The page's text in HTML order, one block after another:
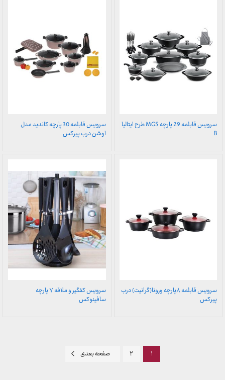
سرویس قابلمه 29 پارچه MGS طرح ایتالیا
B
سرویس قابلمه 30 پارچه کاندید مدل
اوشن درب پیرکس
سرویس قابلمه ۸پارچه ورونا(گرانیت) درب
پیرکس
سرویس کفگیر و ملاقه ۷ پارچه
سافینوکس
۱ ۲ صفحه بعدی